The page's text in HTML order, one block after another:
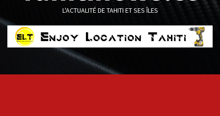
L'ACTUALITÉ DE TAHITI ET SES ÎLES